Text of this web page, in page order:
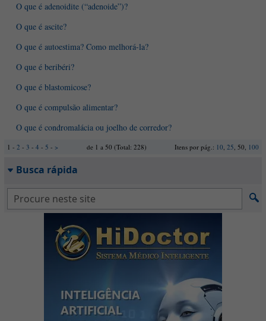
O que é adenoidite (“adenoide”)?
O que é ascite?
O que é autoestima? Como melhorá-la?
O que é beribéri?
O que é blastomicose?
O que é compulsão alimentar?
O que é condromalácia ou joelho de corredor?
Itens por pág.: 10, 25, 50, 100
1 - 2 - 3 - 4 - 5 - > de 1 a 50 (Total: 228)
Busca rápida